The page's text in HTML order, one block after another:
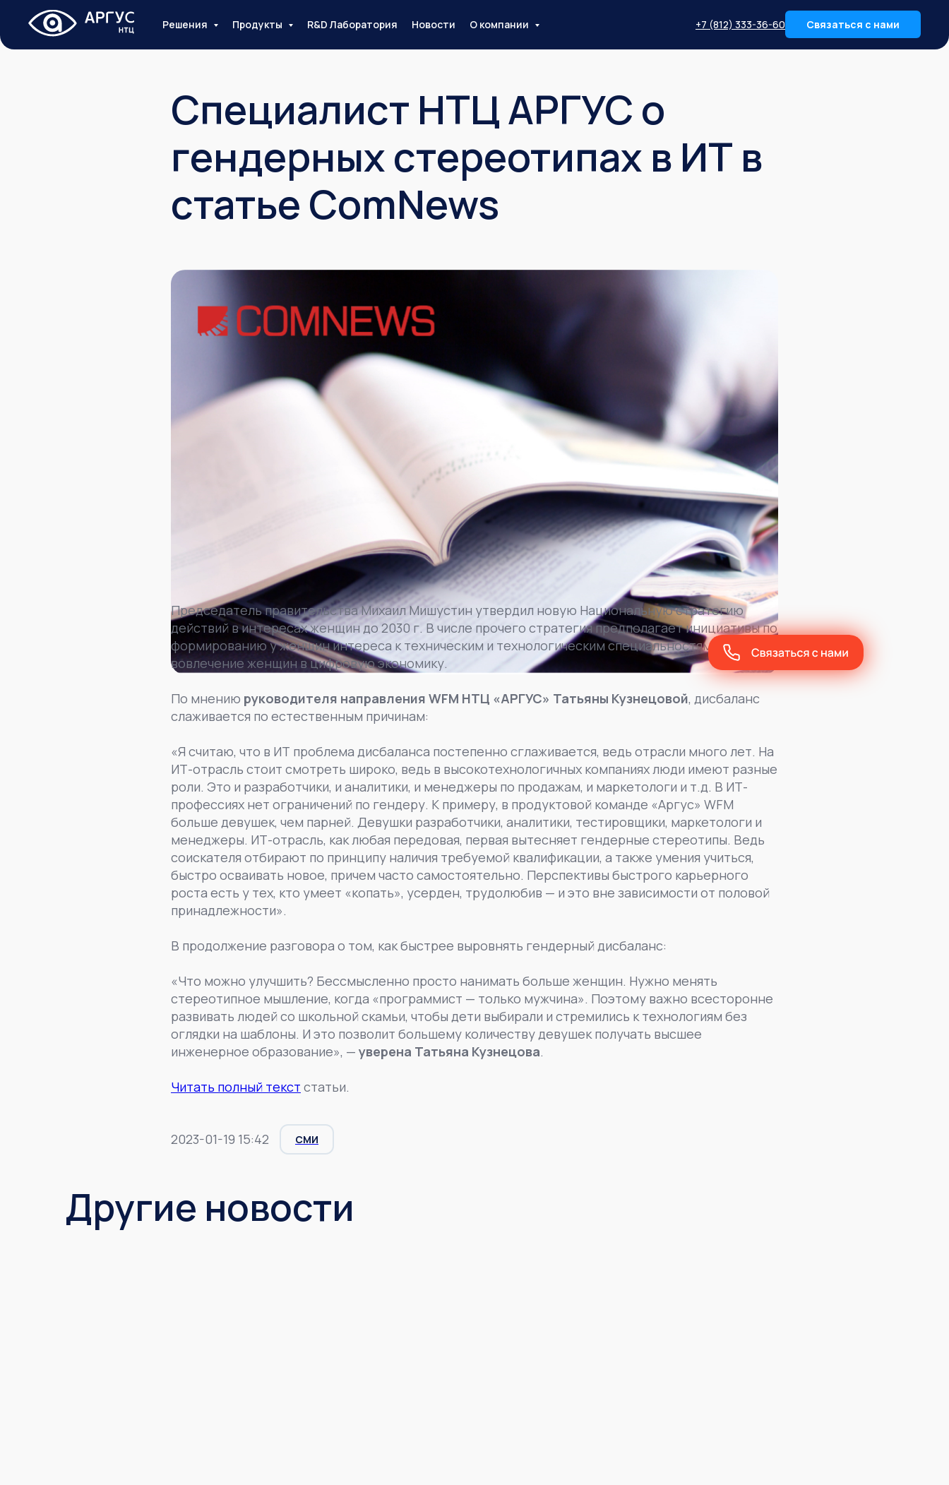
Решения Продукты R&D Лаборатория Новости О компании +7 (812) 333-36-60 Связаться с нами
Специалист НТЦ АРГУС о
гендерных стереотипах в ИТ в
статье ComNews
Председатель правительства Михаил Мишустин утвердил новую Национальную стратегию
действий в интересах женщин до 2030 г. В числе прочего стратегия предполагает инициативы по
формированию у женщин интереса к техническим и технологическим специальностям, а так же
вовлечение женщин в цифровую экономику.
По мнению руководителя направления WFM НТЦ «АРГУС» Татьяны Кузнецовой, дисбаланс
слаживается по естественным причинам:
«Я считаю, что в ИТ проблема дисбаланса постепенно сглаживается, ведь отрасли много лет. На
ИТ-отрасль стоит смотреть широко, ведь в высокотехнологичных компаниях люди имеют разные
роли. Это и разработчики, и аналитики, и менеджеры по продажам, и маркетологи и т.д. В ИТ-
профессиях нет ограничений по гендеру. К примеру, в продуктовой команде «Аргус» WFM
больше девушек, чем парней. Девушки разработчики, аналитики, тестировщики, маркетологи и
менеджеры. ИТ-отрасль, как любая передовая, первая вытесняет гендерные стереотипы. Ведь
соискателя отбирают по принципу наличия требуемой квалификации, а также умения учиться,
быстро осваивать новое, причем часто самостоятельно. Перспективы быстрого карьерного
роста есть у тех, кто умеет «копать», усерден, трудолюбив — и это вне зависимости от половой
принадлежности».
В продолжение разговора о том, как быстрее выровнять гендерный дисбаланс:
«Что можно улучшить? Бессмысленно просто нанимать больше женщин. Нужно менять
стереотипное мышление, когда «программист — только мужчина». Поэтому важно всесторонне
развивать людей со школьной скамьи, чтобы дети выбирали и стремились к технологиям без
оглядки на шаблоны. И это позволит большему количеству девушек получать высшее
инженерное образование», — уверена Татьяна Кузнецова.
Читать полный текст статьи.
2023-01-19 15:42 СМИ
Другие новости